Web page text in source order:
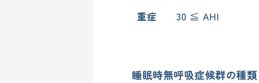
重症
30 ≦ AHI
睡眠時無呼吸症候群の種類